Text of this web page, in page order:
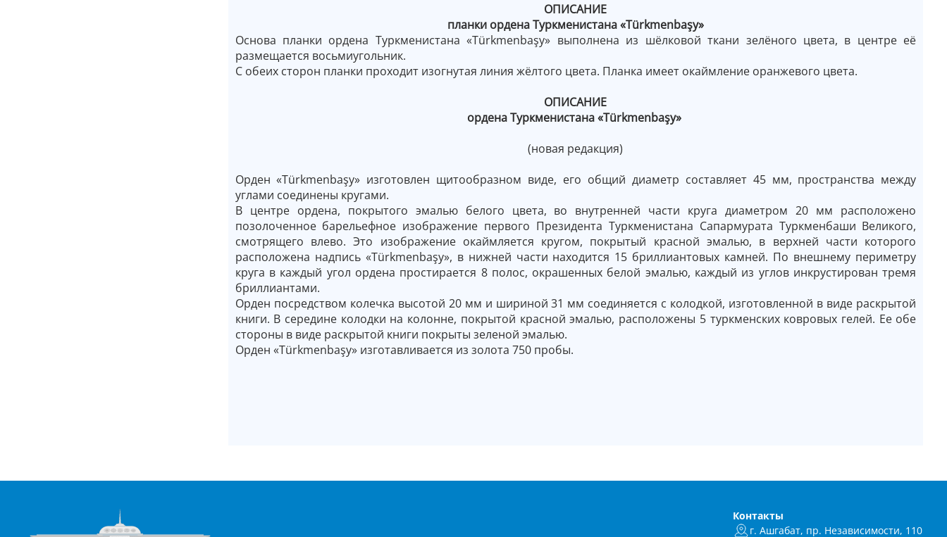
ОПИСАНИЕ
планки ордена Туркменистана «Türkmenbaşy»
Основа планки ордена Туркменистана «Türkmenbaşy» выполнена из шёлковой ткани зелёного цвета, в центре её
размещается восьмиугольник.
С обеих сторон планки проходит изогнутая линия жёлтого цвета. Планка имеет окаймление оранжевого цвета.
ОПИСАНИЕ
ордена Туркменистана «Türkmenbaşy»
(новая редакция)
Орден «Türkmenbaşy» изготовлен щитообразном виде, его общий диаметр составляет 45 мм, пространства между
углами соединены кругами.
В центре ордена, покрытого эмалью белого цвета, во внутренней части круга диаметром 20 мм расположено
позолоченное барельефное изображе­ние первого Президента Туркменистана Сапармурата Туркменбаши Великого,
смотрящего влево. Это изображение окаймляется кругом, покрытый красной эмалью, в верхней части которого
расположена надпись «Türkmenbaşy», в нижней части находится 15 бриллиантовых камней. По внешнему периметру
круга в каждый угол ордена простирается 8 полос, окрашенных белой эмалью, каждый из углов инкрустирован тремя
бриллиантами.
Орден посредством колечка высотой 20 мм и шириной 31 мм соединяется с колодкой, изготовленной в виде раскрытой
книги. В середине колодки на колонне, покрытой красной эмалью, расположены 5 туркменских ковровых гелей. Ее обе
стороны в виде раскрытой книги покрыты зеленой эмалью.
Орден «Türkmenbaşy» изготавливается из золота 750 пробы.
Контакты
г. Ашгабат, пр. Независимости, 110